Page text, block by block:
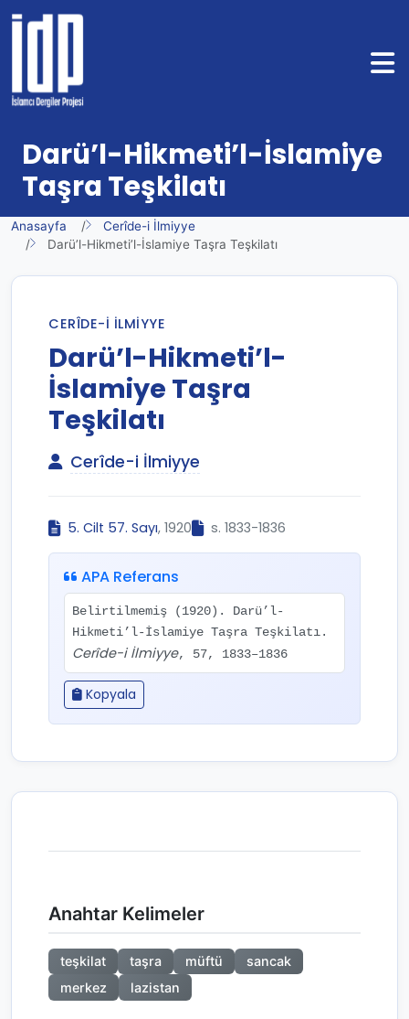
Darü’l-Hikmeti’l-İslamiye
Taşra Teşkilatı
Anasayfa
Cerîde-i İlmiyye
Darü’l-Hikmeti’l-İslamiye Taşra Teşkilatı
CERÎDE-I İLMIYYE
Darü’l-Hikmeti’l-
İslamiye Taşra
Teşkilatı
Cerîde-i İlmiyye
5. Cilt 57. Sayı, 1920 s. 1833-1836
APA Referans
Belirtilmemiş (1920). Darü’l-
Hikmeti’l-İslamiye Taşra Teşkilatı.
Cerîde-i İlmiyye, 57, 1833–1836
Kopyala
Anahtar Kelimeler
teşkilat taşra müftü
sancak
merkez
lazistan